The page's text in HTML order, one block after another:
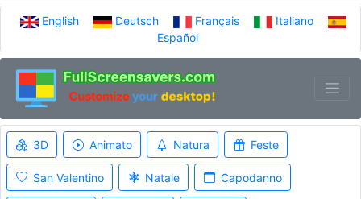
English Deutsch Français
Italiano
Español
3D Animato Natura Feste
San Valentino Natale Capodanno